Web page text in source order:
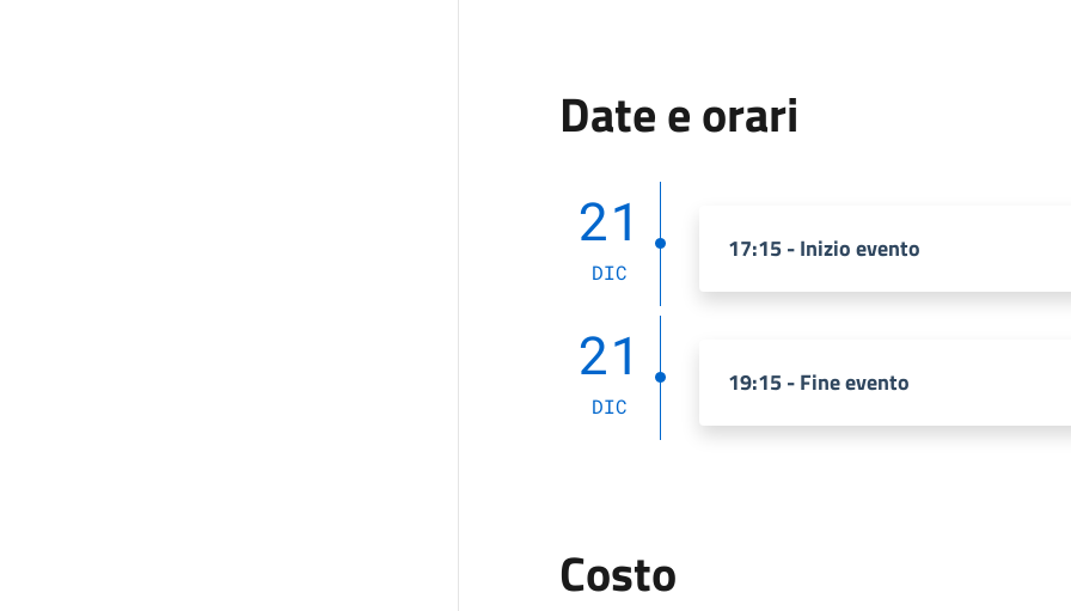
Date e orari
21
DIC
17:15 - Inizio evento
21
DIC
19:15 - Fine evento
Costo